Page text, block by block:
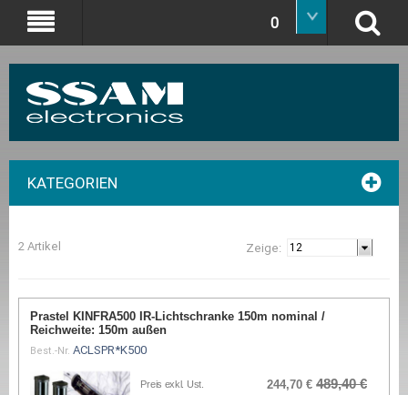
0
KATEGORIEN
2 Artikel Zeige:
Prastel KINFRA500 IR-Lichtschranke 150m nominal /
Reichweite: 150m außen
Best.-Nr. ACLSPR*K500
Preis exkl. Ust. 244,70 € 489,40 €